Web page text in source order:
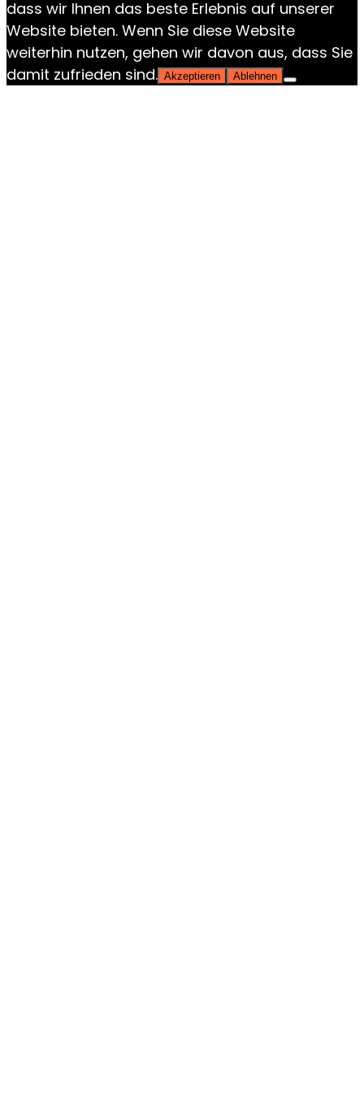
dass wir Ihnen das beste Erlebnis auf unserer
Website bieten. Wenn Sie diese Website
weiterhin nutzen, gehen wir davon aus, dass Sie
damit zufrieden sind. Akzeptieren Ablehnen